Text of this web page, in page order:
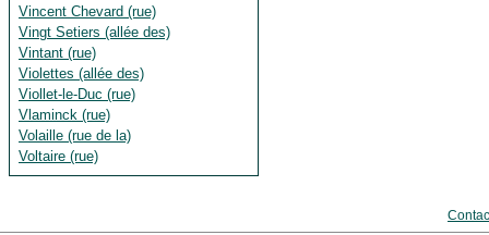
Vincent Chevard (rue)
Vingt Setiers (allée des)
Vintant (rue)
Violettes (allée des)
Viollet-le-Duc (rue)
Vlaminck (rue)
Volaille (rue de la)
Voltaire (rue)